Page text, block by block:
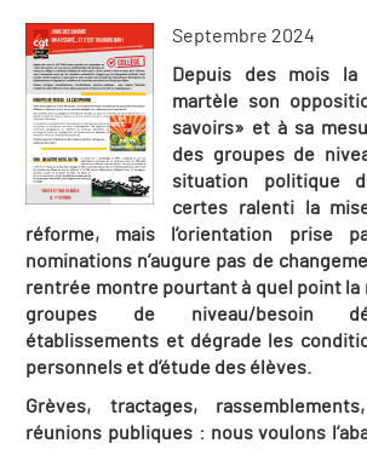
Septembre 2024
Depuis des mois la
martèle son
savoirs» et à sa
des groupes de
situation politique
certes ralenti la
réforme, mais l’orientation prise
nominations n’augure pas de
rentrée montre pourtant à quel point la
groupes de niveau/besoin
établissements et dégrade les
personnels et d’étude des élèves.
Grèves, tractages,
réunions publiques : nous voulons